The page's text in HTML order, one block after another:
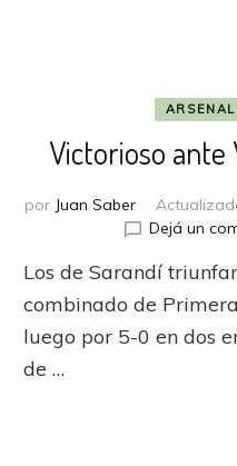
ARSENAL
Victorioso ante
por Juan Saber
Dejá un
Los de Sarandí
combinado de
luego por 5-0 en dos
de …